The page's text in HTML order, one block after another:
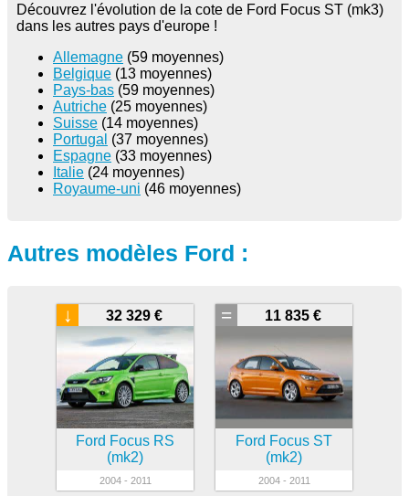
Découvrez l'évolution de la cote de Ford Focus ST (mk3)
dans les autres pays d'europe !
Allemagne (59 moyennes)
Belgique (13 moyennes)
Pays-bas (59 moyennes)
Autriche (25 moyennes)
Suisse (14 moyennes)
Portugal (37 moyennes)
Espagne (33 moyennes)
Italie (24 moyennes)
Royaume-uni (46 moyennes)
Autres modèles Ford :
32 329 €
↓
Ford Focus RS
(mk2)
2004 - 2011
11 835 €
=
Ford Focus ST
(mk2)
2004 - 2011